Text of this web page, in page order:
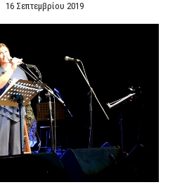
16 Σεπτεμβρίου 2019